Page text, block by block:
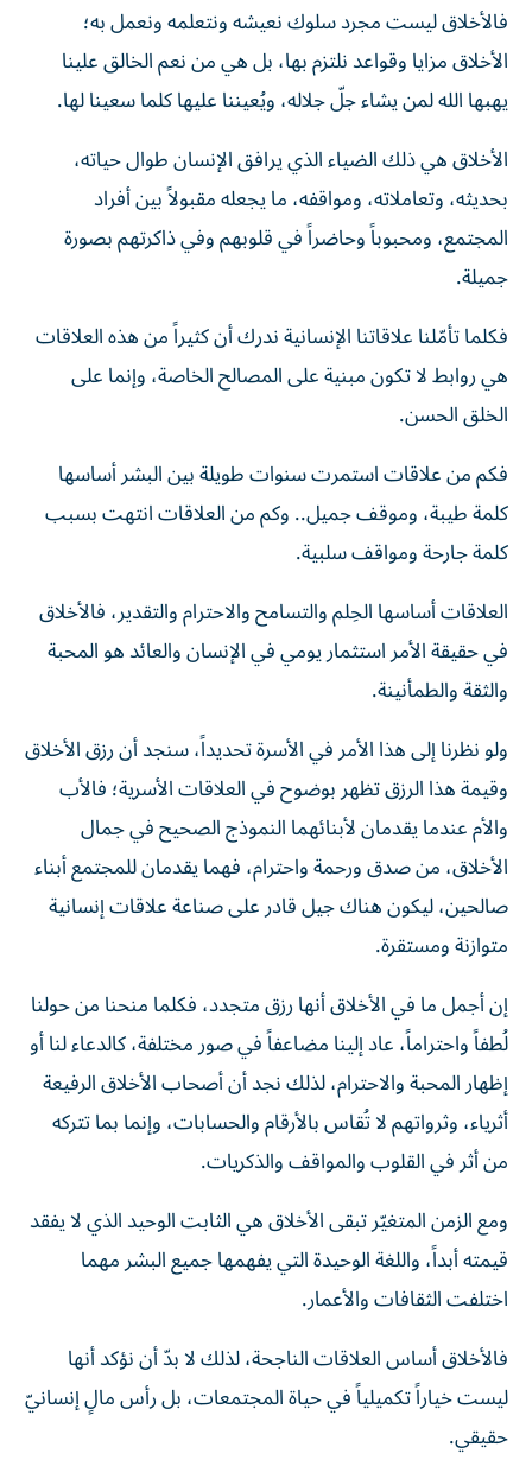
فالأخلاق ليست مجرد سلوك نعيشه ونتعلمه ونعمل به؛
الأخلاق مزايا وقواعد نلتزم بها، بل هي من نعم الخالق علينا
يهبها الله لمن يشاء جلّ جلاله، ويُعيننا عليها كلما سعينا لها.
الأخلاق هي ذلك الضياء الذي يرافق الإنسان طوال حياته،
بحديثه، وتعاملاته، ومواقفه، ما يجعله مقبولاً بين أفراد
المجتمع، ومحبوباً وحاضراً في قلوبهم وفي ذاكرتهم بصورة
جميلة.
فكلما تأمّلنا علاقاتنا الإنسانية ندرك أن كثيراً من هذه العلاقات
هي روابط لا تكون مبنية على المصالح الخاصة، وإنما على
الخلق الحسن.
فكم من علاقات استمرت سنوات طويلة بين البشر أساسها
كلمة طيبة، وموقف جميل.. وكم من العلاقات انتهت بسبب
كلمة جارحة ومواقف سلبية.
العلاقات أساسها الحِلم والتسامح والاحترام والتقدير، فالأخلاق
في حقيقة الأمر استثمار يومي في الإنسان والعائد هو المحبة
والثقة والطمأنينة.
ولو نظرنا إلى هذا الأمر في الأسرة تحديداً، سنجد أن رزق الأخلاق
وقيمة هذا الرزق تظهر بوضوح في العلاقات الأسرية؛ فالأب
والأم عندما يقدمان لأبنائهما النموذج الصحيح في جمال
الأخلاق، من صدق ورحمة واحترام، فهما يقدمان للمجتمع أبناء
صالحين، ليكون هناك جيل قادر على صناعة علاقات إنسانية
متوازنة ومستقرة.
إن أجمل ما في الأخلاق أنها رزق متجدد، فكلما منحنا من حولنا
لُطفاً واحتراماً، عاد إلينا مضاعفاً في صور مختلفة، كالدعاء لنا أو
إظهار المحبة والاحترام، لذلك نجد أن أصحاب الأخلاق الرفيعة
أثرياء، وثرواتهم لا تُقاس بالأرقام والحسابات، وإنما بما تتركه
من أثر في القلوب والمواقف والذكريات.
ومع الزمن المتغيّر تبقى الأخلاق هي الثابت الوحيد الذي لا يفقد
قيمته أبداً، واللغة الوحيدة التي يفهمها جميع البشر مهما
اختلفت الثقافات والأعمار.
فالأخلاق أساس العلاقات الناجحة، لذلك لا بدّ أن نؤكد أنها
ليست خياراً تكميلياً في حياة المجتمعات، بل رأس مالٍ إنسانيّ
حقيقي.